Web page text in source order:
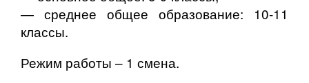
— среднее общее образование: 10-11
классы.
Режим работы – 1 смена.